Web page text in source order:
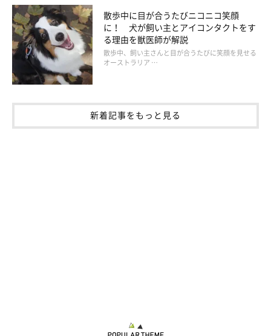
散歩中に目が合うたびニコニコ笑顔
に！ 犬が飼い主とアイコンタクトをす
る理由を獣医師が解説
散歩中、飼い主さんと目が合うたびに笑顔を見せる
オーストラリア …
新着記事をもっと見る